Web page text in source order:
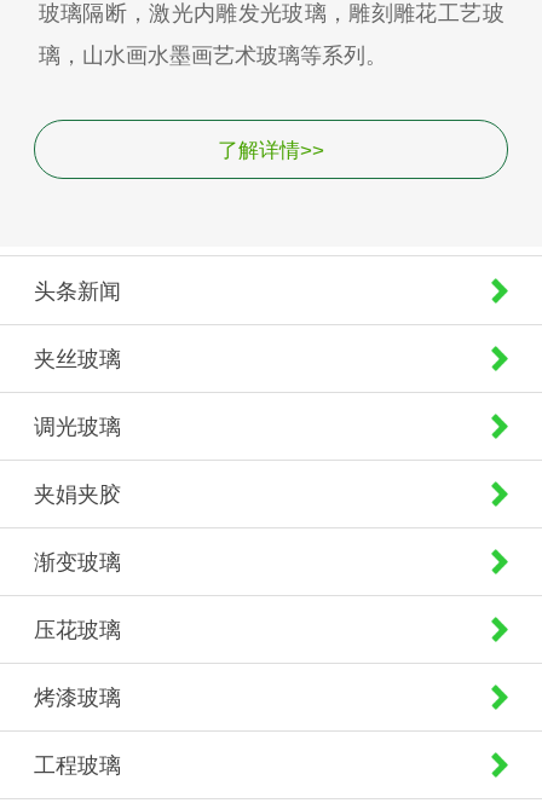
玻璃隔断，激光内雕发光玻璃，雕刻雕花工艺玻
璃，山水画水墨画艺术玻璃等系列。
了解详情>>
头条新闻
夹丝玻璃
调光玻璃
夹娟夹胶
渐变玻璃
压花玻璃
烤漆玻璃
工程玻璃